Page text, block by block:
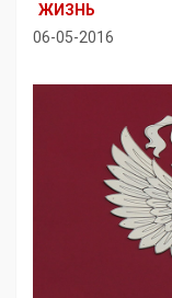
ЖИЗНЬ
06-05-2016